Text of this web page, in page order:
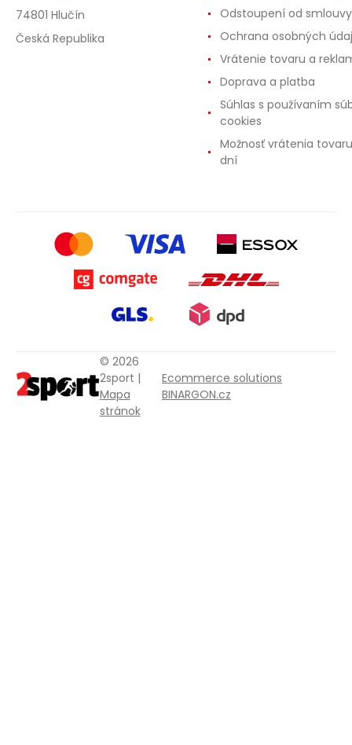
74801 Hlučín
Česká Republika
Odstoupení od smlouvy
Ochrana osobných
Vrátenie tovaru a
Doprava a platba
Súhlas s používaním
cookies
Možnosť vrátenia
dní
© 2026
2sport |
Mapa
stránok
Ecommerce solutions
BINARGON.cz